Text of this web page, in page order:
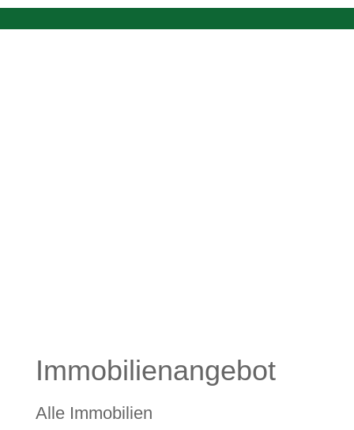
Immobilien­angebot
Alle Immobilien